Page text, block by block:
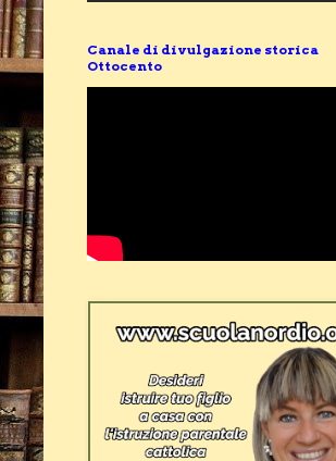
Canale di divulgazione storica
Ottocento